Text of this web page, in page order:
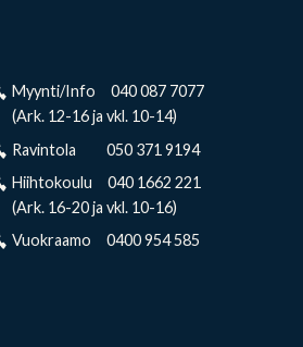
Myynti/Info 040 087 7077
(Ark. 12-16 ja vkl. 10-14)
Ravintola 050 371 9194
Hiihtokoulu 040 1662 221
(Ark. 16-20 ja vkl. 10-16)
Vuokraamo 0400 954 585